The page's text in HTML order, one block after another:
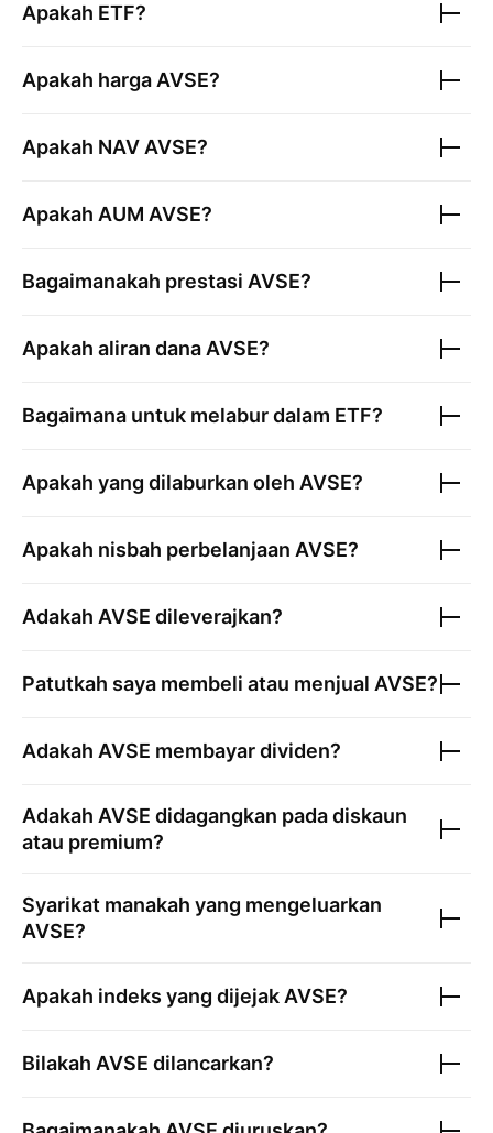
Apakah ETF?
Apakah harga AVSE?
Apakah NAV AVSE?
Apakah AUM AVSE?
Bagaimanakah prestasi AVSE?
Apakah aliran dana AVSE?
Bagaimana untuk melabur dalam ETF?
Apakah yang dilaburkan oleh AVSE?
Apakah nisbah perbelanjaan AVSE?
Adakah AVSE dileverajkan?
Patutkah saya membeli atau menjual AVSE?
Adakah AVSE membayar dividen?
Adakah AVSE didagangkan pada diskaun
atau premium?
Syarikat manakah yang mengeluarkan
AVSE?
Apakah indeks yang dijejak AVSE?
Bilakah AVSE dilancarkan?